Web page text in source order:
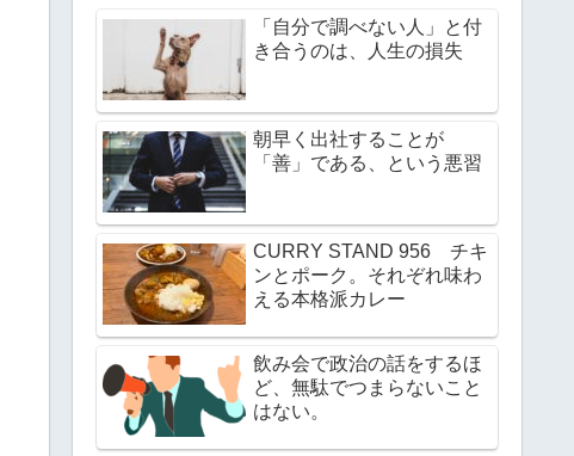
「自分で調べない人」と付
き合うのは、人生の損失
朝早く出社することが
「善」である、という悪習
CURRY STAND 956 チキ
ンとポーク。それぞれ味わ
える本格派カレー
飲み会で政治の話をするほ
ど、無駄でつまらないこと
はない。